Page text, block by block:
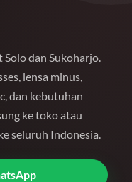
dan Sukoharjo.
lensa minus,
dan kebutuhan
ke toko atau
seluruh Indonesia.